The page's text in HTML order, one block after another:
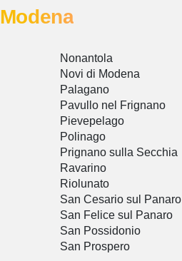
Modena
Nonantola
Novi di Modena
Palagano
Pavullo nel Frignano
Pievepelago
Polinago
Prignano sulla Secchia
Ravarino
Riolunato
San Cesario sul Panaro
San Felice sul Panaro
San Possidonio
San Prospero